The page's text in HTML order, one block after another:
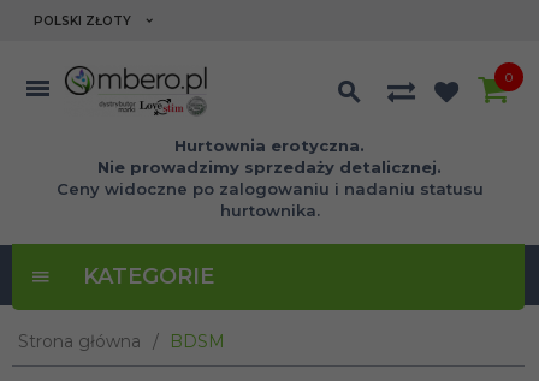
currency_h
POLSKI ZŁOTY
Hurtownia erotyczna.
Nie prowadzimy sprzedaży detalicznej.
Ceny widoczne po zalogowaniu i nadaniu statusu
hurtownika.
0
KATEGORIE
Strona główna BDSM